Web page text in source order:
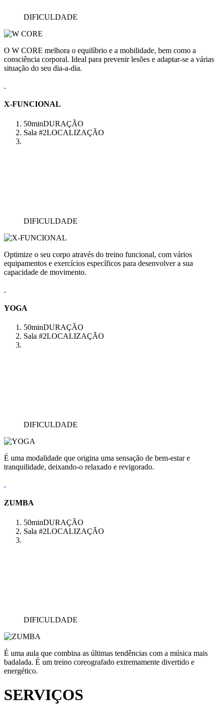
DIFICULDADE
O W CORE melhora o equilíbrio e a mobilidade, bem como a
consciência corporal. Ideal para prevenir lesões e adaptar-se a várias
situação do seu dia-a-dia.
X-FUNCIONAL
50minDURAÇÃO
Sala #2LOCALIZAÇÃO
DIFICULDADE
Optimize o seu corpo através do treino funcional, com vários
equipamentos e exercícios específicos para desenvolver a sua
capacidade de movimento.
YOGA
50minDURAÇÃO
Sala #2LOCALIZAÇÃO
DIFICULDADE
É uma modalidade que origina uma sensação de bem-estar e
tranquilidade, deixando-o relaxado e revigorado.
ZUMBA
50minDURAÇÃO
Sala #2LOCALIZAÇÃO
DIFICULDADE
É uma aula que combina as últimas tendências com a música mais
badalada. É um treino coreografado extremamente divertido e
energético.
SERVIÇOS